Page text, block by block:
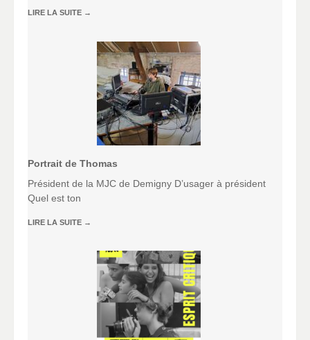
LIRE LA SUITE →
Portrait de Thomas
Président de la MJC de Demigny D’usager à président
Quel est ton
LIRE LA SUITE →